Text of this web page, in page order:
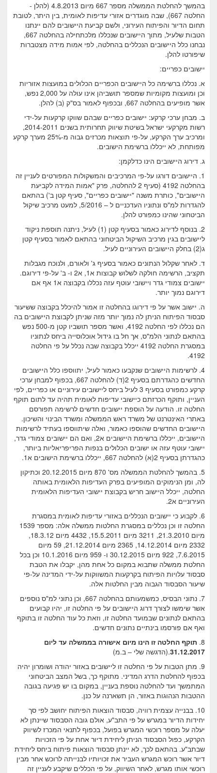
בהמשך להחלטת הממשלה מספר 667 מיום 4.8.2013 (להלן -
החלטה 667), שבה מוגדרים אזורי עדיפות לאומית, בין היתר, לטובת
תחום הדיור והפיתוח העירוני, ולשם קביעת היישובים להם יינתנו
הטבות שלעיל, מתוך היישובים שנכללו מלכתחילה בהחלטה 667,
נבחנו כלל היישובים הנכללים בהחלטה, לפי אמות מידה מצטברות
שיפורטו להלן.
יישובים כפריים:
א. נכללו ברשימה כל היישובים הכפריים הכלולים במועצות אזוריות
וכן ומועצות מקומיות שמספר תושביהן אינו עולה על 2,000 נפש,
אשר מופיעים בהחלטה 667, ובכפוף לאמור בס"ק (ב) להלן.
ב. מבחן ערכי קרקע: יישובים כפריים שבהם שווקו קרקעות על-ידי
רשות מקרקעי ישראל בשיטת שיווק תחרותית בשנים 2014-2011,
ומרכיב ערך הקרקע, על-פי תוצאות מכרזים גבוה מ-25% מערך קרקע
מפותחת, לא ייכללו ברשימת הישובים.
ג. דירוג היישובים הינו כדלקמן:
1. היישובים דורגו על-פי המרכיבים והמשקולות המפורטים לעניין זה
בהחלטה 4192 (סעיף 2 להחלטה, פרק "אמות המידה לקביעת
היישובים", כותרת משנה "יישובים כפריים", סעיף קטן ב') בהתאם
להגדרות למ"ס ונתוניו העדכניים ל – 5/2016, למעט מרכיב שיקול
הביטחוני שהינו כמפורט להלן.
2. בנוסף לדירוג כאמור בסעיף קטן (1) לעיל, ניתנה תוספת ניקוד
ליישובים בגין מרכיב השיקול הביטחוני בהתאם לאמור בסעיף קטן
ג(2) בחלק היישובים העירוניים לעיל.
ד. לאחר שקלול הנתונים כאמור בסעיף ג' ולאורם, ולנוכח מגבלות
תקציב, הרשימה חולקה לשלוש קבוצות א1, א2 ו- ב' על-פי דירוגם.
יישובים צמודי גדר ויישובי עוטף עזה נכללו בקבוצה א1 אף אם
דירוגם נמוך יותר.
ה. יישוב אשר על פי דירוגו בהחלטה זו אמור להיכלל בקבוצה ששיעור
סבסוד הפיתוח הניתן לה נמוך יותר מזה שניתן לקבוצת היישובים בה
הם נכללו לפי החלטה 4192, ואשר מספר תושביו קטן מ-500 נפש
בהתאם לנתוני הלמ"ס, אך חל בו גידול אוכלוסייה ביחס לנתוניו
במסגרת החלטה 4192 ייכלל בקבוצה שבה נכלל על פי החלטה
4192.
4. לרשימות היישובים שנקבעו כאמור לעיל, יתווספו כלל היישובים
החדשים כהגדרתם בסעיף 2(ד) להחלטה 667, בכפוף למבחן ערכי
קרקע כמפורט בסעיף 3 לעיל ביחס ליישובים עירוניים או כפריים, לפי
העניין, ותוקף הכרזתם כיישובי עדיפות לאומית תהיה עד לתום תוקף
החלטה זו. הודעה על הוספת יישובים חדשים לרשימה תפורסם
באתרי האינטרנט של משרד ראש הממשלה ומשרד הבינוי והשיכון.
היישובים החדשים שהוספו כאמור, ואלה שיתווספו בעתיד לרשימות
היישובים, ייכללו ברשימת היישובים א2, ואם הם יישובים צמודי גדר,
יישובי עוטף עזה או ישובים הכלולים בנפות הפריפריאליות ביותר,
כהגדרתן בסעיף 2(א) להחלטה 667, ייכללו ברשימת הישובים א1.
5. בהמשך להחלטת הממשלה מס' 870 מיום 20.12.2015 וכתיקון
לה, ומן הנימוקים המופיעים בפרק העדיפות הלאומית באותה
החלטה, ייכלל היישוב חריש בקבוצת יישובי העדיפות הלאומית
העירוניים א2.
6. לקבוע כי יישובים הנכללים באזורי עדיפות לאומית במסגרת
החלטה זו וכן נכללים במסגרת החלטות ממשלה אלה: מספר 1539
מיום 21.3.2010, 3211 מיום 15.5.2011, 4432 מיום 18.3.12,
2332 מיום 14.12.2014, 2365 מיום 21.12.2014, 59 מיום
7.6.2015, 922 מיום 30.12.2015 ו- 959 מיום 10.1.2016 וכן בכל
החלטת ממשלה שתבוא במקום כל אחת מהן, יקבלו את הטבת
סבסוד עלויות הפיתוח בקרקעות המשווקות על-ידי המדינה על-פי
שיעור הסבסוד הגבוה מבין החלטות אלה.
7. נתוני הבסיס, כמשמעותם בהחלטה 667, וכן נתוני למ"ס נוספים
אשר שימשו לצורך דרוג היישובים על פי החלטה זו, יהיו קבועים
בהתאם לנתונים שבמועד החלטה זו, וזאת כל עוד החלטה זו בתוקף
ואף אם פורסמו בינתיים נתונים חדשים.
8. תוקף החלטה זו הינו מיום אישורה בממשלה עד ליום
31.12.2017.(הדגשה שלי – ב.מ)
9. מתן הטבות על פי החלטה זו ליישובים באזור יהודה ושומרון יהיה
בכפוף להחלטת הדרג המדיני. מתוקף כך, בשל המצב הביטחוני
המתמשך ועד להחלטה נוספת בעניין, במקום בו יש פגיעה בגובה
ההטבות הנהוגות באזור, הן תשארנה על כנן.
10. בבנייה עצמית רוויה, סבסוד הוצאות הפיתוח יחושב לפי סך
יחידות הדיור במגרש על פי התב"ע, אולם גובה הסבסוד שיינתן לא
יעלה על מספר רוכשי המגרש בפועל, בכפוף לתנאי המכרז לשיווק
הקרקע, כפול הסבסוד הניתן ליחידת דיור אחת על פי הזכויות
שבתב"ע. בהתאם לכך, לא יינתן סבסוד הוצאות פיתוח ביחס ליחידת
דיור אשר רוכש המגרש העביר את זכויותיו לבנייתה לרוכש אחר מבין
רוכשי אותו מגרש, לאחר השיווק, על פי הכללים שיקבע לעניין זה